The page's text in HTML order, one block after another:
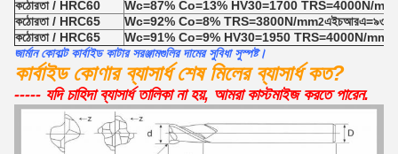
কঠোরতা / HRC60 Wc=87% Co=13% HV30=1700 TRS=4000N/mm
কঠোরতা / HRC65 Wc=92% Co=8% TRS=3800N/mm2এইচআরএ=৯৩.৬
কঠোরতা / HRC65
Wc=91% Co=9% HV30=1950 TRS=4000N/mm
জার্মান কোবাল্ট কার্বাইড কাটার সরঞ্জামগুলির দামের সুবিধা সুস্পষ্ট।
কার্বাইড কোণার ব্যাসার্ধ শেষ মিলের ব্যাসার্ধ কত?
----- যদি চাহিদা ব্যাসার্ধ তালিকা না হয়, আমরা কাস্টমাইজ করতে পারেন.